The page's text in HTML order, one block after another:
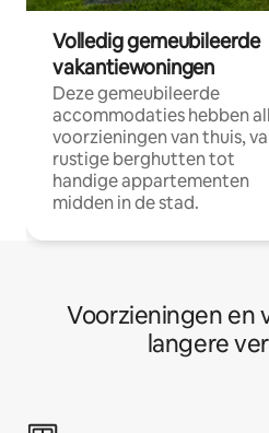
Volledig gemeubileerde
vakantiewoningen
Deze gemeubileerde
accommodaties hebben
voorzieningen van thuis,
rustige berghutten tot
handige appartementen
midden in de stad.
Voorzieningen en
langere